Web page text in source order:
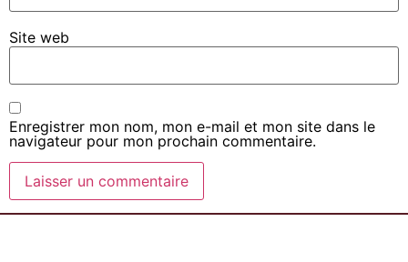
Site web
Enregistrer mon nom, mon e-mail et mon site dans le
navigateur pour mon prochain commentaire.